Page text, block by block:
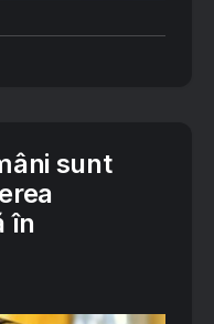
sunt
în